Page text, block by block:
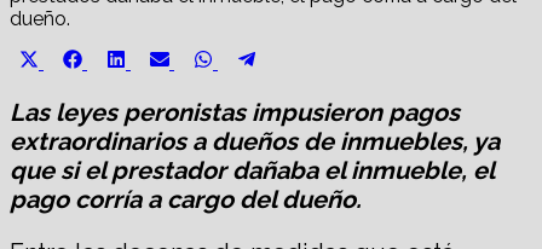
dueño.
Share
Share
Facebook
Share
LinkedIn
Share
Email
Share
WhatsApp
Las leyes peronistas impusieron pagos
extraordinarios a dueños de inmuebles, ya
que si el prestador dañaba el inmueble, el
pago corría a cargo del dueño.